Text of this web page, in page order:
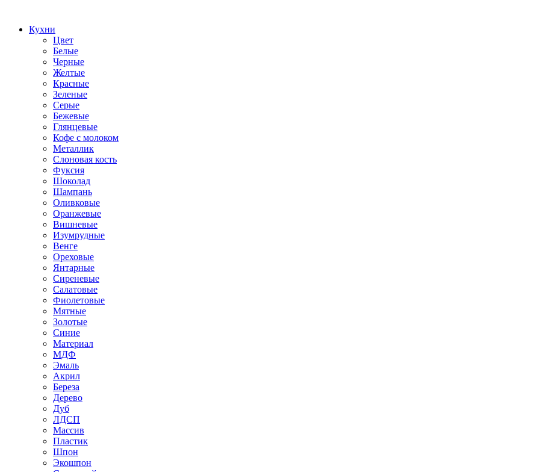
Кухни
Цвет
Белые
Черные
Желтые
Красные
Зеленые
Серые
Бежевые
Глянцевые
Кофе с молоком
Металлик
Слоновая кость
Фуксия
Шоколад
Шампань
Оливковые
Оранжевые
Вишневые
Изумрудные
Венге
Ореховые
Янтарные
Сиреневые
Салатовые
Фиолетовые
Мятные
Золотые
Синие
Материал
МДФ
Эмаль
Акрил
Береза
Дерево
Дуб
ЛДСП
Массив
Пластик
Шпон
Экошпон